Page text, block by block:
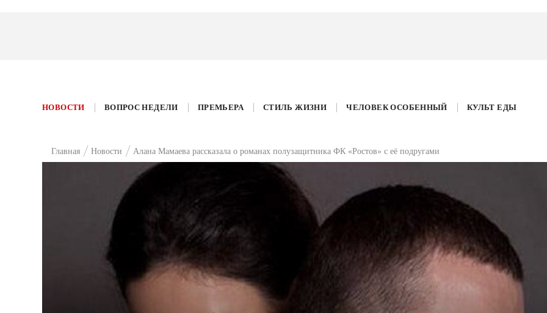
НОВОСТИ ВОПРОС НЕДЕЛИ ПРЕМЬЕРА СТИЛЬ ЖИЗНИ ЧЕЛОВЕК ОСОБЕННЫЙ КУЛЬТ ЕДЫ
Главная Новости Алана Мамаева рассказала о романах полузащитника ФК «Ростов» с её подругами